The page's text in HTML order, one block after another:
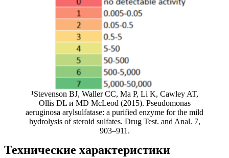
¹Stevenson BJ, Waller CC, Ma P, Li K, Cawley AT,
Ollis DL и MD McLeod (2015). Pseudomonas
aeruginosa arylsulfatase: a purified enzyme for the mild
hydrolysis of steroid sulfates. Drug Test. and Anal. 7,
903–911.
Технические характеристики